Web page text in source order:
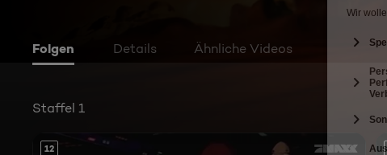
Folgen Details Ähnliche Videos
Staffel 1
12